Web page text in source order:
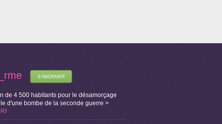
S'ABONNER
de 4 500 habitants pour le désamorçage
d'une bombe de la seconde guerre >